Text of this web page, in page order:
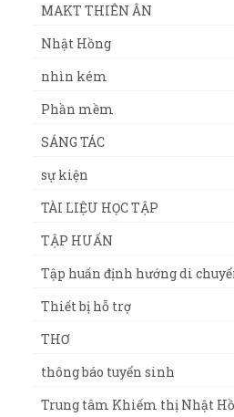
MAKT THIÊN ÂN
Nhật Hồng
nhìn kém
Phần mềm
SÁNG TÁC
sự kiện
TÀI LIỆU HỌC TẬP
TẬP HUẤN
Tập huấn định hướng di
Thiết bị hỗ trợ
THƠ
thông báo tuyển sinh
Trung tâm Khiếm thị Nhật